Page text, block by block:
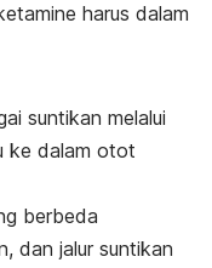
harus dalam
suntikan melalui
ke dalam otot
berbeda
dan jalur suntikan